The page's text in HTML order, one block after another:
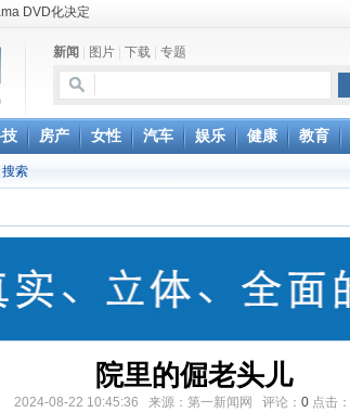
DVD化决定
年扭亏为盈
员工自揭多项家丑
联动亟待完善
据中心供电
亚马逊停止接受Hachette所有图书订单
被扔垃圾左眼致盲
特报预告公开
新闻 图片 下载 专题
房产 女性 汽车 娱乐 健康 教育
搜索
院里的倔老头儿
2024-08-22 10:45:36 来源：第一新闻网 评论： 0 点击：